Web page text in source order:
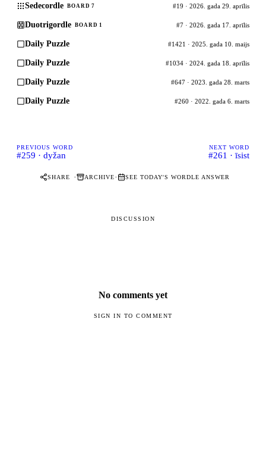
Sedecordle BOARD 7 #19 · 2026. gada 29. aprīlis
Duotrigordle BOARD 1 #7 · 2026. gada 17. aprīlis
Daily Puzzle #1421 · 2025. gada 10. maijs
Daily Puzzle #1034 · 2024. gada 18. aprīlis
Daily Puzzle #647 · 2023. gada 28. marts
Daily Puzzle #260 · 2022. gada 6. marts
PREVIOUS WORD
#259 · dyžan
NEXT WORD
#261 · īsist
SHARE · ARCHIVE· SEE TODAY'S WORDLE ANSWER
DISCUSSION
No comments yet
SIGN IN TO COMMENT